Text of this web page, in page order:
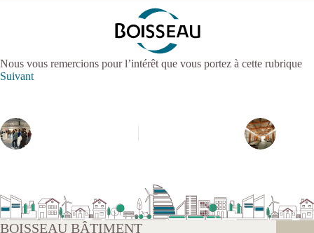
Nous vous remercions pour l’intérêt que vous portez à cette rubrique
Suivant
BOISSEAU BÂTIMENT